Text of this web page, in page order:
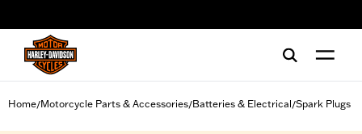
Home/Motorcycle Parts & Accessories/Batteries & Electrical/Spark Plugs